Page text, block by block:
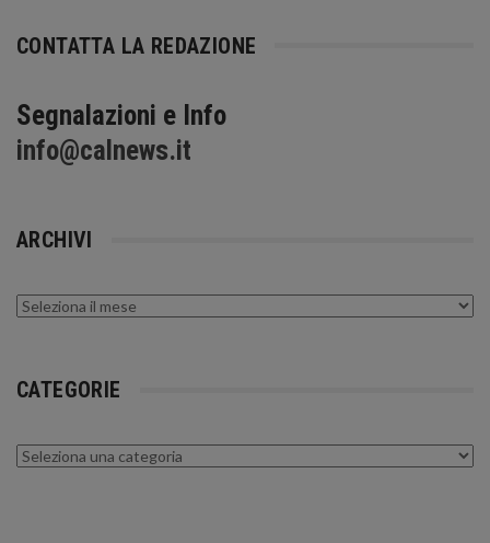
CONTATTA LA REDAZIONE
Segnalazioni e Info
info@calnews.it
ARCHIVI
Archivi
CATEGORIE
Categorie